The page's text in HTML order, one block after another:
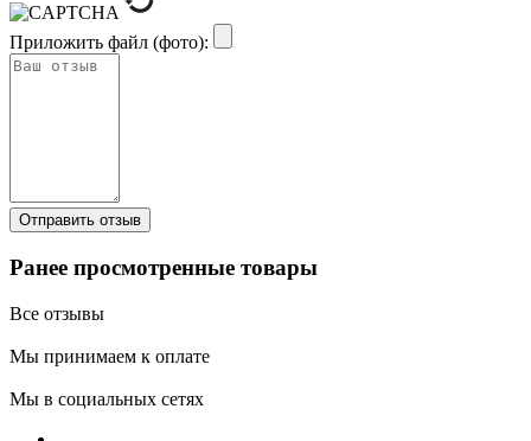
Приложить файл (фото):
Ранее просмотренные товары
Все отзывы
Мы принимаем к оплате
Мы в социальных сетях